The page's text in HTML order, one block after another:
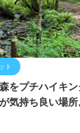
ト
をプチハイキ
気持ち良い場